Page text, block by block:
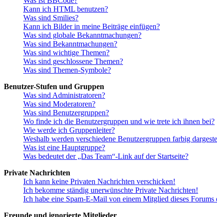
Kann ich HTML benutzen?
Was sind Smilies?
Kann ich Bilder in meine Beiträge einfügen?
Was sind globale Bekanntmachungen?
Was sind Bekanntmachungen?
Was sind wichtige Themen?
Was sind geschlossene Themen?
Was sind Themen-Symbole?
Benutzer-Stufen und Gruppen
Was sind Administratoren?
Was sind Moderatoren?
Was sind Benutzergruppen?
Wo finde ich die Benutzergruppen und wie trete ich ihnen bei?
Wie werde ich Gruppenleiter?
Weshalb werden verschiedene Benutzergruppen farbig
Was ist eine Hauptgruppe?
Was bedeutet der „Das Team“-Link auf der Startseite?
Private Nachrichten
Ich kann keine Privaten Nachrichten verschicken!
Ich bekomme ständig unerwünschte Private Nachrichten!
Ich habe eine Spam-E-Mail von einem Mitglied dieses Forums